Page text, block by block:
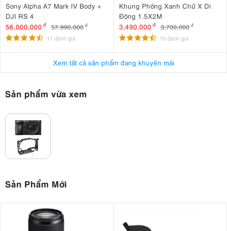
Vì sao Sony A6400 được coi là máy CROP " quốc dân "
Sony Alpha A7 Mark IV Body +
DJI RS 4
56,000,000 đ 57,990,000đ
17 đánh giá
Khung Phông Xanh Chữ X Di
Động 1.5X2M
3,490,000 đ 3,700,000 đ
19 đánh giá
Xem tất cả sản phẩm đang khuyến mãi
Sản phẩm vừa xem
Sản Phẩm Mới